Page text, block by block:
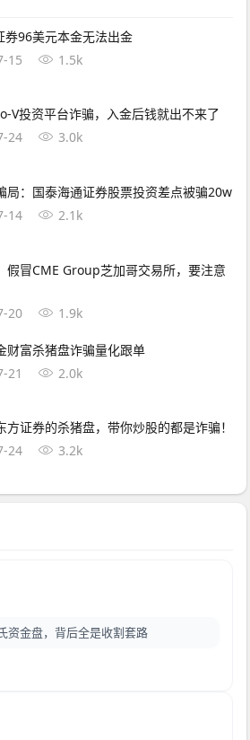
券96美元本金无法出金
15
1.5k
V投资平台诈骗，入金后钱就出不来了
24
3.0k
局：国泰海通证券股票投资差点被骗20w
14
2.1k
假冒CME Group芝加哥交易所，要注意
20
1.9k
财富杀猪盘诈骗量化跟单
21
2.0k
方证券的杀猪盘，带你炒股的都是诈骗！
24
3.2k
资金盘，背后全是收割套路